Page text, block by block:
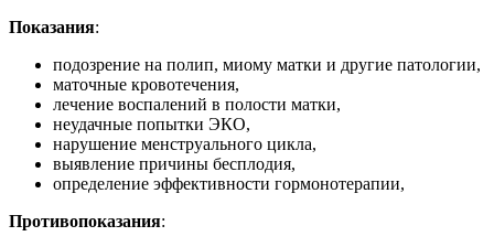
Показания:
подозрение на полип, миому матки и другие патологии,
маточные кровотечения,
лечение воспалений в полости матки,
неудачные попытки ЭКО,
нарушение менструального цикла,
выявление причины бесплодия,
определение эффективности гормонотерапии,
Противопоказания: